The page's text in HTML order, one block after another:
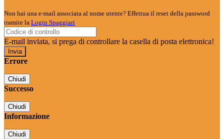
Non hai una e-mail associata al nome utente? Effettua il reset della password
tramite la Login Spaggiari
E-mail inviata, si prega di controllare la casella di posta elettronica!
Errore
Chiudi
Successo
Chiudi
Informazione
Chiudi